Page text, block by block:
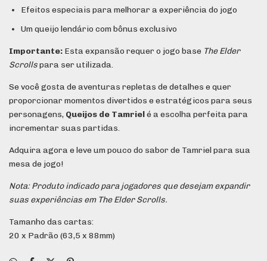
Efeitos especiais para melhorar a experiência do jogo
Um queijo lendário com bônus exclusivo
Importante: Esta expansão requer o jogo base The Elder
Scrollspara ser utilizada.
Se você gosta de aventuras repletas de detalhes e quer
proporcionar momentos divertidos e estratégicos para seus
personagens, Queijos de Tamrielé a escolha perfeita para
incrementar suas partidas.
Adquira agora e leve um pouco do sabor de Tamriel para sua
mesa de jogo!
Nota: Produto indicado para jogadores que desejam expandir
suas experiências em The Elder Scrolls.
Tamanho das cartas:
20 x Padrão (63,5 x 88mm)